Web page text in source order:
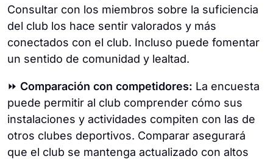
Consultar con los miembros sobre la suficiencia
del club los hace sentir valorados y más
conectados con el club. Incluso puede fomentar
un sentido de comunidad y lealtad.
⏩ Comparación con competidores: La encuesta
puede permitir al club comprender cómo sus
instalaciones y actividades compiten con las de
otros clubes deportivos. Comparar asegurará
que el club se mantenga actualizado con altos